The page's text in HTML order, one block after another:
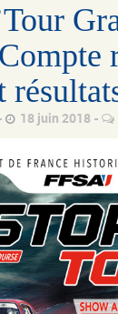
18 juin 2018